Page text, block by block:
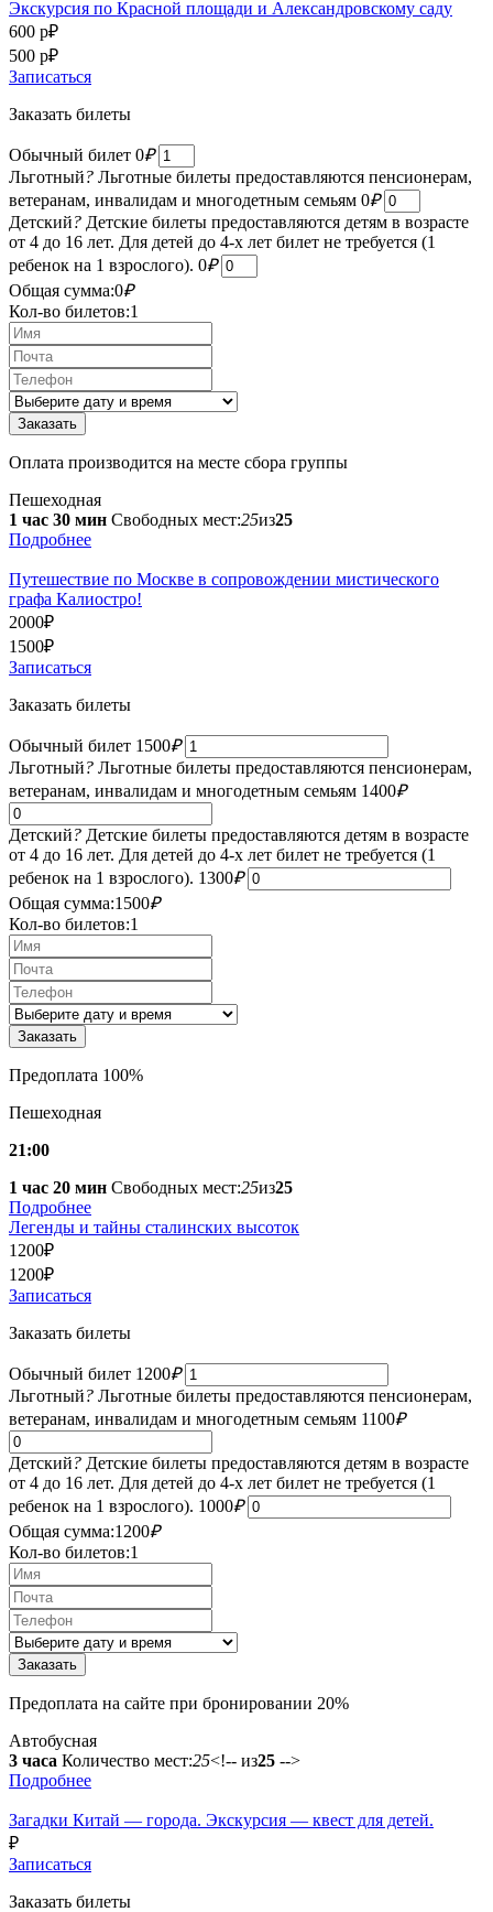
Экскурсия по Красной площади и Александровскому саду
600 р₽
500 р₽
Записаться
Заказать билеты
Обычный билет 0₽
Льготный? Льготные билеты предоставляются пенсионерам,
ветеранам, инвалидам и многодетным семьям 0₽
Детский? Детские билеты предоставляются детям в возрасте
от 4 до 16 лет. Для детей до 4-х лет билет не требуется (1
ребенок на 1 взрослого). 0₽
Общая сумма:0₽
Кол-во билетов:1
Оплата производится на месте сбора группы
Пешеходная
1 час 30 мин Свободных мест:25из25
Подробнее
Путешествие по Москве в сопровождении мистического
графа Калиостро!
2000₽
1500₽
Записаться
Заказать билеты
Обычный билет 1500₽
Льготный? Льготные билеты предоставляются пенсионерам,
ветеранам, инвалидам и многодетным семьям 1400₽
Детский? Детские билеты предоставляются детям в возрасте
от 4 до 16 лет. Для детей до 4-х лет билет не требуется (1
ребенок на 1 взрослого). 1300₽
Общая сумма:1500₽
Кол-во билетов:1
Предоплата 100%
Пешеходная
21:00
1 час 20 мин Свободных мест:25из25
Подробнее
Легенды и тайны сталинских высоток
1200₽
1200₽
Записаться
Заказать билеты
Обычный билет 1200₽
Льготный? Льготные билеты предоставляются пенсионерам,
ветеранам, инвалидам и многодетным семьям 1100₽
Детский? Детские билеты предоставляются детям в возрасте
от 4 до 16 лет. Для детей до 4-х лет билет не требуется (1
ребенок на 1 взрослого). 1000₽
Общая сумма:1200₽
Кол-во билетов:1
Предоплата на сайте при бронировании 20%
Автобусная
3 часа Количество мест:25<!-- из25 -->
Подробнее
Загадки Китай — города. Экскурсия — квест для детей.
₽
Записаться
Заказать билеты